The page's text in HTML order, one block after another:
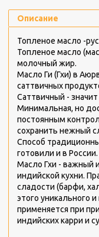
Описание
Топленое масло -
Топленое масло
молочный жир.
Масло Ги (Гхи) в
саттвичных
Саттвичный -
Минимальная, но
постоянным
сохранить нежный
Способ
готовили и в России.
Масло Гхи - важный
индийской кухни.
сладости (барфи,
этого уникального
применяется при
индийских карри и